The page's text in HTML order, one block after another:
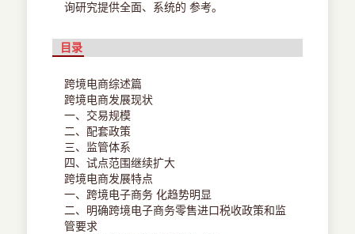
询研究提供全面、系统的 参考。
目录
跨境电商综述篇
跨境电商发展现状
一、交易规模
二、配套政策
三、监管体系
四、试点范围继续扩大
跨境电商发展特点
一、跨境电子商务 化趋势明显
二、明确跨境电子商务零售进口税收政策和监
管要求